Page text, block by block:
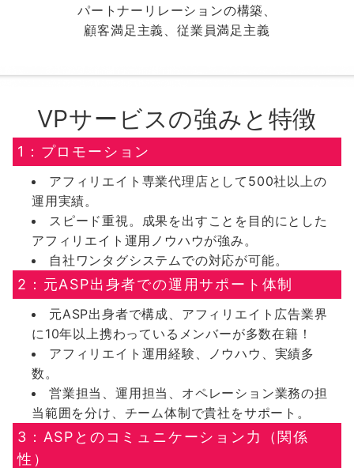
パートナーリレーションの構築、
顧客満足主義、従業員満足主義
VPサービスの強みと特徴
1：プロモーション
アフィリエイト専業代理店として500社以上の
運用実績。
スピード重視。成果を出すことを目的にとした
アフィリエイト運用ノウハウが強み。
自社ワンタグシステムでの対応が可能。
2：元ASP出身者での運用サポート体制
元ASP出身者で構成、アフィリエイト広告業界
に10年以上携わっているメンバーが多数在籍！
アフィリエイト運用経験、ノウハウ、実績多
数。
営業担当、運用担当、オペレーション業務の担
当範囲を分け、チーム体制で貴社をサポート。
3：ASPとのコミュニケーション力（関係
性）